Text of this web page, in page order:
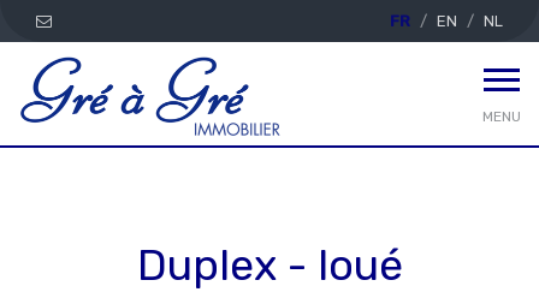
FR EN NL
MENU
Duplex - loué